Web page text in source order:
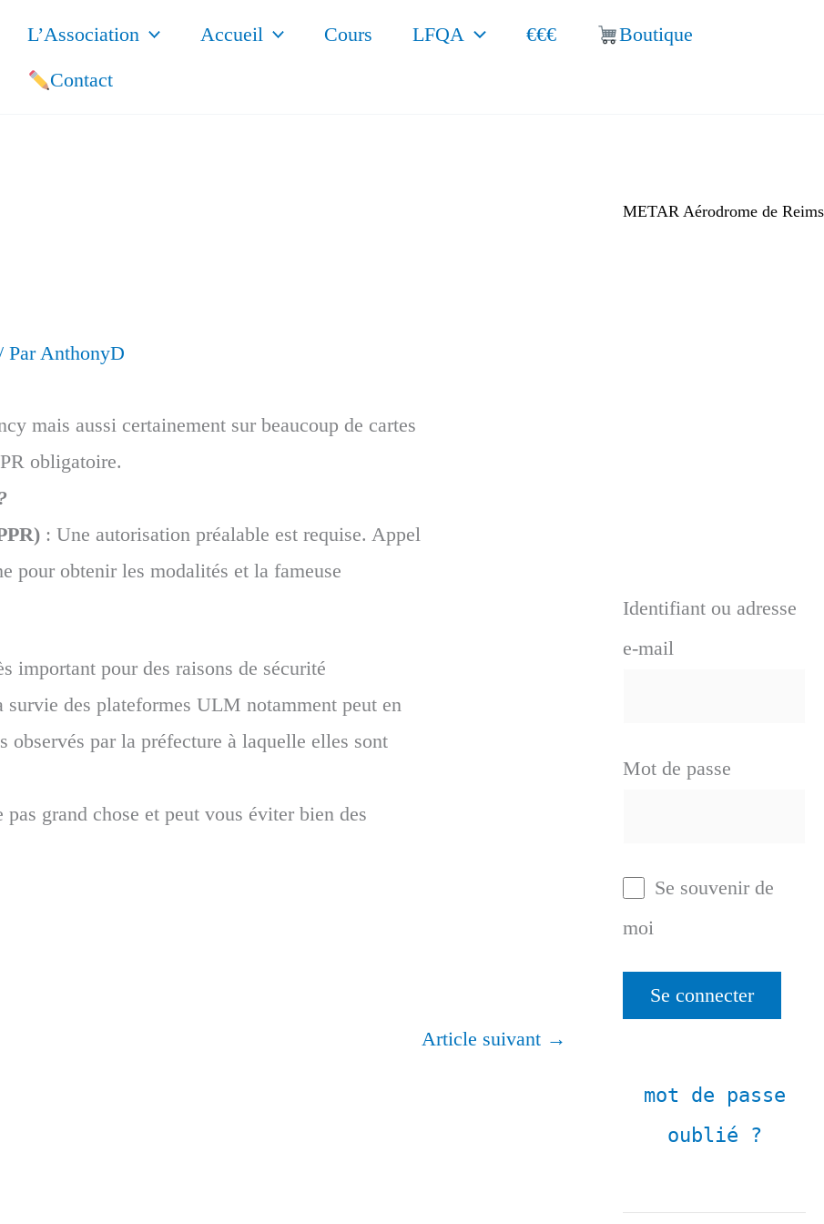
L’Association Accueil Cours LFQA €€€
Boutique
Contact
ParAnthonyD
mais aussi certainement sur beaucoup de cartes
obligatoire.
: Une autorisation préalable est requise. Appel
pour obtenir les modalités et la fameuse
important pour des raisons de sécurité
survie des plateformes ULM notamment peut en
observés par la préfecture à laquelle elles sont
grand chose et peut vous éviter bien des
Article suivant →
METAR Aérodrome de
Identifiant ou adresse
e-mail
Mot de passe
Se souvenir de
moi
mot de passe
oublié ?